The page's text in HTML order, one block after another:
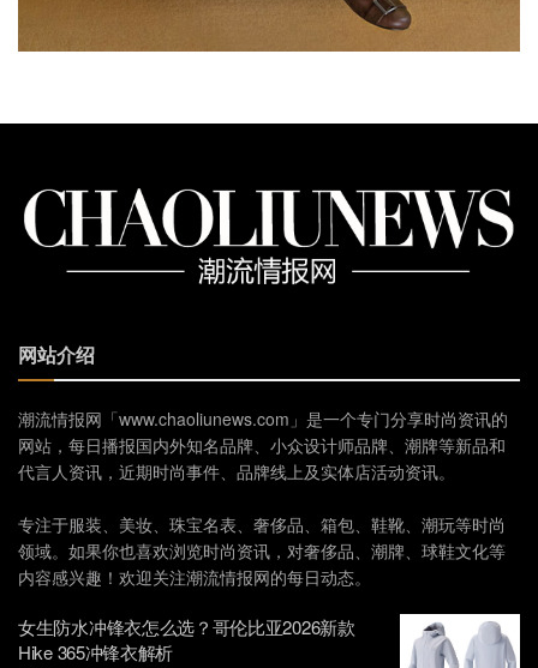
网站介绍
潮流情报网「www.chaoliunews.com」是一个专门分享时尚资讯的
网站，每日播报国内外知名品牌、小众设计师品牌、潮牌等新品和
代言人资讯，近期时尚事件、品牌线上及实体店活动资讯。
专注于服装、美妆、珠宝名表、奢侈品、箱包、鞋靴、潮玩等时尚
领域。如果你也喜欢浏览时尚资讯，对奢侈品、潮牌、球鞋文化等
内容感兴趣！欢迎关注潮流情报网的每日动态。
女生防水冲锋衣怎么选？哥伦比亚2026新款
Hike 365冲锋衣解析